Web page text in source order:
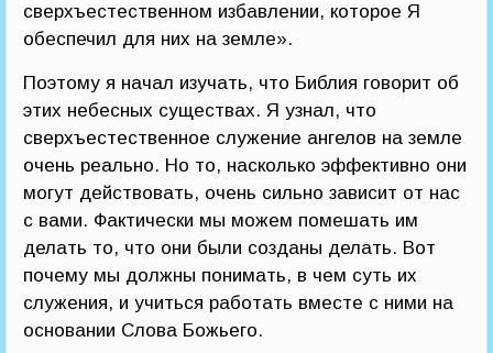
сверхъестественном избавлении, которое Я
обеспечил для них на земле».
Поэтому я начал изучать, что Библия говорит об
этих небесных существах. Я узнал, что
сверхъестественное служение ангелов на земле
очень реально. Но то, насколько эффективно они
могут действовать, очень сильно зависит от нас
с вами. Фактически мы можем помешать им
делать то, что они были созданы делать. Вот
почему мы должны понимать, в чем суть их
служения, и учиться работать вместе с ними на
основании Слова Божьего.